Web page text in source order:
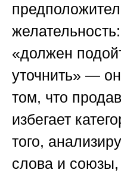
«должен
уточнить» —
том, что
избегает
того,
слова и союзы,